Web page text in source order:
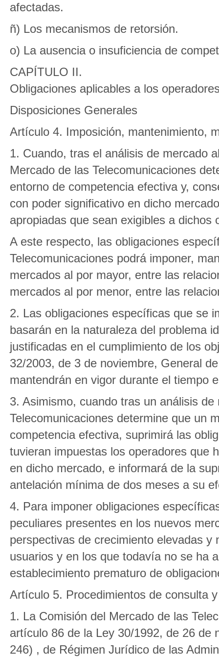
afectadas.
ñ) Los mecanismos de retorsión.
o) La ausencia o insuficiencia de
CAPÍTULO II.
Obligaciones aplicables a los
Disposiciones Generales
Artículo 4. Imposición, mantenimiento,
1. Cuando, tras el análisis de mercado
Mercado de las Telecomunicaciones
entorno de competencia efectiva y,
con poder significativo en dicho
apropiadas que sean exigibles a dichos
A este respecto, las obligaciones
Telecomunicaciones podrá imponer,
mercados al por mayor, entre las
mercados al por menor, entre las
2. Las obligaciones específicas que se
basarán en la naturaleza del problema
justificadas en el cumplimiento de los
32/2003, de 3 de noviembre, General
mantendrán en vigor durante el tiempo
3. Asimismo, cuando tras un análisis
Telecomunicaciones determine que un
competencia efectiva, suprimirá las
tuvieran impuestas los operadores que
en dicho mercado, e informará de la
antelación mínima de dos meses a su
4. Para imponer obligaciones
peculiares presentes en los nuevos
perspectivas de crecimiento elevadas
usuarios y en los que todavía no se ha
establecimiento prematuro de
Artículo 5. Procedimientos de consulta
1. La Comisión del Mercado de las
artículo 86 de la Ley 30/1992, de 26 de
246) , de Régimen Jurídico de las